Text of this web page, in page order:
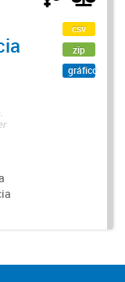
csv
zip
gráfico